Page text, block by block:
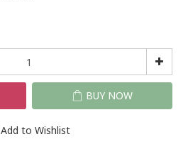
BUY NOW
Add to Wishlist